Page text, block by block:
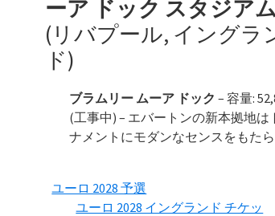
ーア ドック スタジア
(リバプール, イングラ
ド)
ブラムリー ムーア ドック – 容量:
(工事中) – エバートンの新本拠地は
ナメントにモダンなセンスをもた
ユーロ 2028 予選
ユーロ 2028 イングランド チケッ